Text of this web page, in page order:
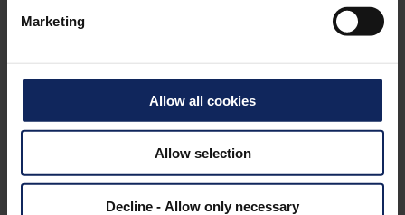
Marketing
Allow all cookies
Allow selection
Decline - Allow only necessary
FIBERACOUSTIC
ÜRÜNLERIUYGULAMALARI